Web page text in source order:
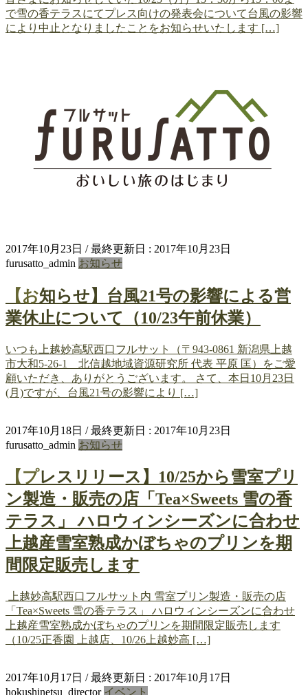
で雪の香テラスにてプレス向けの発表会について台風の影響
により中止となりましたことをお知らせいたします […]
2017年10月23日 / 最終更新日 : 2017年10月23日
furusatto_admin お知らせ
【お知らせ】台風21号の影響による営
業休止について（10/23午前休業）
いつも上越妙高駅西口フルサット（〒943-0861 新潟県上越
市大和5-26-1 北信越地域資源研究所 代表 平原 匡）をご愛
顧いただき、ありがとうございます。 さて、本日10月23日
(月)ですが、台風21号の影響により […]
2017年10月18日 / 最終更新日 : 2017年10月23日
furusatto_admin お知らせ
【プレスリリース】10/25から雪室プリ
ン製造・販売の店「Tea×Sweets 雪の香
テラス」 ハロウィンシーズンに合わせ
上越産雪室熟成かぼちゃのプリンを期
間限定販売します
上越妙高駅西口フルサット内 雪室プリン製造・販売の店
「Tea×Sweets 雪の香テラス」 ハロウィンシーズンに合わせ
上越産雪室熟成かぼちゃのプリンを期間限定販売します
（10/25正香園 上越店、10/26上越妙高 […]
2017年10月17日 / 最終更新日 : 2017年10月17日
hokushinetsu_director イベント